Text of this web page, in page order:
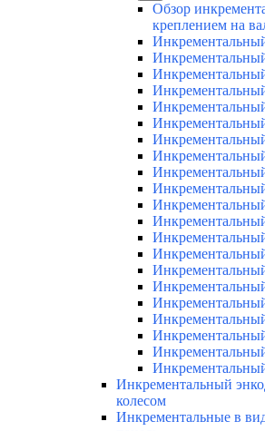
Обзор
креплением на
Инкрементальный
колесом
Инкрементальные в